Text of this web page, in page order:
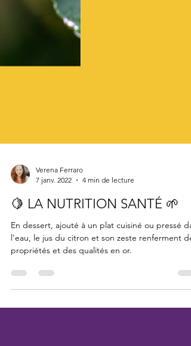
7 janv. 2022
4 min de lecture
🍋 LA NUTRITION SANTÉ 🌱
En dessert, ajouté à un plat cuisiné ou pressé
l'eau, le jus du citron et son zeste renferment
propriétés et des qualités en or.